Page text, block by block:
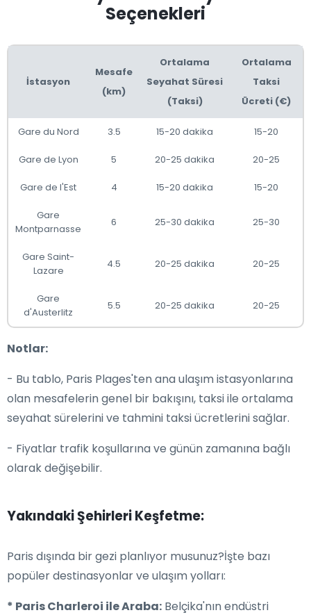
Seçenekleri
İstasyon
Mesafe
(km)
Ortalama
Seyahat Süresi
(Taksi)
Ortalama
Taksi
Ücreti (€)
Gare du Nord 3.5 15-20 dakika 15-20
Gare de Lyon 5 20-25 dakika 20-25
Gare de l'Est 4 15-20 dakika 15-20
Gare
Montparnasse
6 25-30 dakika 25-30
Gare Saint-
Lazare
4.5 20-25 dakika 20-25
Gare
d'Austerlitz
5.5 20-25 dakika 20-25
Notlar:
- Bu tablo, Paris Plages'ten ana ulaşım istasyonlarına
olan mesafelerin genel bir bakışını, taksi ile ortalama
seyahat sürelerini ve tahmini taksi ücretlerini sağlar.
- Fiyatlar trafik koşullarına ve günün zamanına bağlı
olarak değişebilir.
Yakındaki Şehirleri Keşfetme:
Paris dışında bir gezi planlıyor musunuz?İşte bazı
popüler destinasyonlar ve ulaşım yolları:
* Paris Charleroi ile Araba: Belçika'nın endüstri